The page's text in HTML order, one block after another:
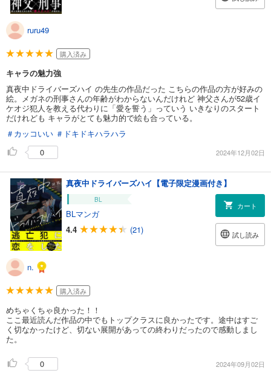
ruru49
購入済み
キャラの魅力強
真夜中ドライバーズハイ の先生の作品だった こちらの作品の方が好みの
絵。メガネの刑事さんの年齢がわからないんだけれど 神父さんが52歳イ
ケオジ犯人を教える代わりに「愛を誓う」っていう いきなりのスタート
だけれども キャラがとても魅力的で絵も合っている。
＃カッコいい ＃ドキドキハラハラ
0
2024年12月02日
真夜中ドライバーズハイ【電子限定漫画付き】
BL
BLマンガ
4.4
(21)
カート
試し読み
n.
購入済み
めちゃくちゃ良かった！！
ここ最近読んだ作品の中でもトップクラスに良かったです。途中はすご
く切なかったけど、切ない展開があっての終わりだったので感動しまし
た。
0 2024年09月02日